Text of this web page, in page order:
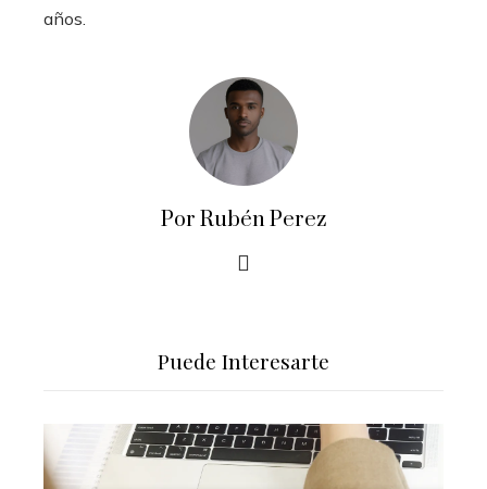
años.
Por Rubén Perez
Puede Interesarte